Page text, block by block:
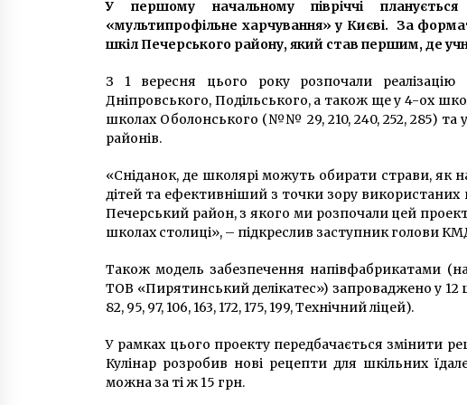
6 років ago
Фабрика під Києвом виготовляла
армії РФ
6 років ago
5 років ago
У першому начальному півріччі
«мультипрофільне харчування» у Києві. За
шкіл Печерського району, який став першим, де
З 1 вересня цього року розпочали
Дніпровського, Подільського, а також ще у 4-ох
школах Оболонського (№№ 29, 210, 240, 252, 285)
районів.
«Сніданок, де школярі можуть обирати страви, як
дітей та ефективніший з точки зору використаних
Печерський район, з якого ми розпочали цей
школах столиці», – підкреслив заступник голови
Також модель забезпечення напівфабрикатами
ТОВ «Пирятинський делікатес») запроваджено у
82, 95, 97, 106, 163, 172, 175, 199, Технічний ліцей).
У рамках цього проекту передбачається змінити
Кулінар розробив нові рецепти для шкільних
можна за ті ж 15 грн.